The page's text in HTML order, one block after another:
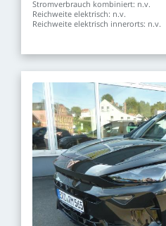
Stromverbrauch kombiniert: n.v.
Reichweite elektrisch: n.v.
Reichweite elektrisch innerorts: n.v.